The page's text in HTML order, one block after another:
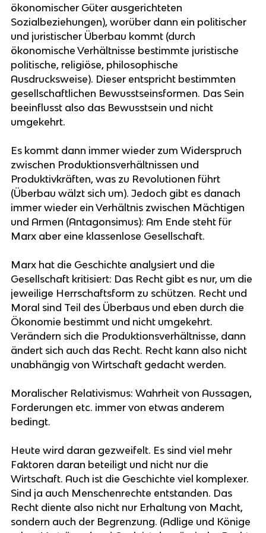
ökonomischer Güter ausgerichteten
Sozialbeziehungen), worüber dann ein politischer
und juristischer Überbau kommt (durch
ökonomische Verhältnisse bestimmte juristische
politische, religiöse, philosophische
Ausdrucksweise). Dieser entspricht bestimmten
gesellschaftlichen Bewusstseinsformen. Das Sein
beeinflusst also das Bewusstsein und nicht
umgekehrt.
Es kommt dann immer wieder zum Widerspruch
zwischen Produktionsverhältnissen und
Produktivkräften, was zu Revolutionen führt
(Überbau wälzt sich um). Jedoch gibt es danach
immer wieder ein Verhältnis zwischen Mächtigen
und Armen (Antagonsimus): Am Ende steht für
Marx aber eine klassenlose Gesellschaft.
Marx hat die Geschichte analysiert und die
Gesellschaft kritisiert: Das Recht gibt es nur, um die
jeweilige Herrschaftsform zu schützen. Recht und
Moral sind Teil des Überbaus und eben durch die
Ökonomie bestimmt und nicht umgekehrt.
Verändern sich die Produktionsverhältnisse, dann
ändert sich auch das Recht. Recht kann also nicht
unabhängig von Wirtschaft gedacht werden.
Moralischer Relativismus: Wahrheit von Aussagen,
Forderungen etc. immer von etwas anderem
bedingt.
Heute wird daran gezweifelt. Es sind viel mehr
Faktoren daran beteiligt und nicht nur die
Wirtschaft. Auch ist die Geschichte viel komplexer.
Sind ja auch Menschenrechte entstanden. Das
Recht diente also nicht nur Erhaltung von Macht,
sondern auch der Begrenzung. (Adlige und Könige